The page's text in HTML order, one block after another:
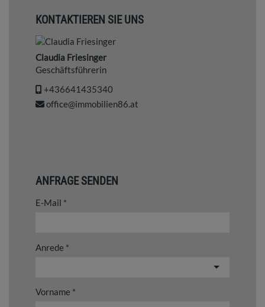
KONTAKTIEREN SIE UNS
Claudia Friesinger
Geschäftsführerin
+436641435340
office@immobilien86.at
ANFRAGE SENDEN
E-Mail
Anrede
Vorname